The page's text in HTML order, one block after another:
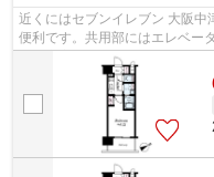
近くにはセブンイレブン 大阪中
便利です。共用部にはエレベー
ても充実しています。駅まで徒歩